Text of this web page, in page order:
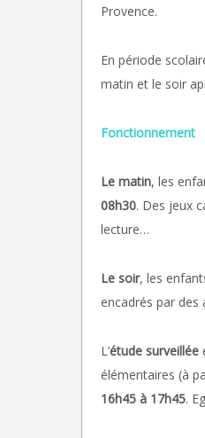
Provence.
En période
matin et le soir
Fonctionnement
Le matin, les
08h30. Des jeux
lecture…
Le soir, les
encadrés par
L’étude surveillée
élémentaires (à
16h45 à 17h45.